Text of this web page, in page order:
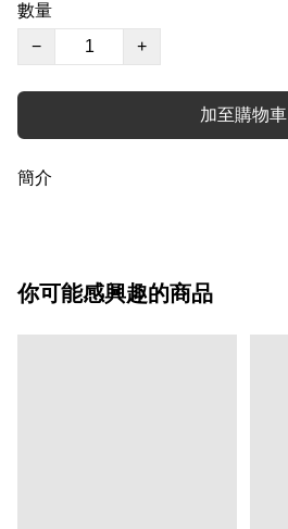
數量
−
+
加至購物車
簡介
你可能感興趣的商品